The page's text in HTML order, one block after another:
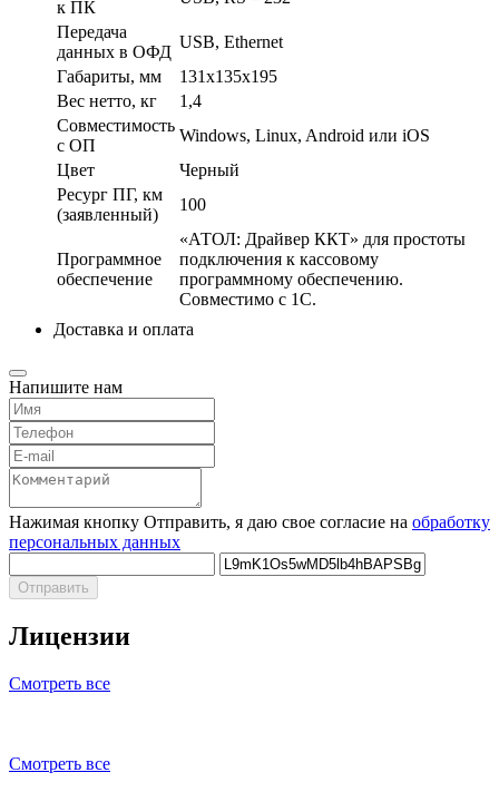
к ПК
Передача
данных в ОФД
USB, Ethernet
Габариты, мм
131х135х195
Вес нетто, кг
1,4
Совместимость
с ОП
Windows, Linux, Android или iOS
Цвет
Черный
Ресург ПГ, км
(заявленный)
100
Программное
обеспечение
«АТОЛ: Драйвер ККТ» для простоты
подключения к кассовому
программному обеспечению.
Совместимо с 1С.
Доставка и оплата
Напишите нам
Нажимая кнопку Отправить, я даю свое согласие на обработку
персональных данных
Отправить
Лицензии
Смотреть все
Смотреть все